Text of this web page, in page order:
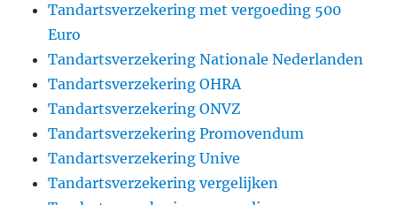
Tandartsverzekering met vergoeding 500
Euro
Tandartsverzekering Nationale Nederlanden
Tandartsverzekering OHRA
Tandartsverzekering ONVZ
Tandartsverzekering Promovendum
Tandartsverzekering Unive
Tandartsverzekering vergelijken